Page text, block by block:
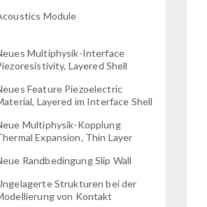
Module
Multiphysik-Interface
Layered Shell
Feature Piezoelectric
Layered im Interface Shell
Multiphysik-Kopplung
Expansion, Thin Layer
Randbedingung Slip Wall
Strukturen bei der
von Kontakt